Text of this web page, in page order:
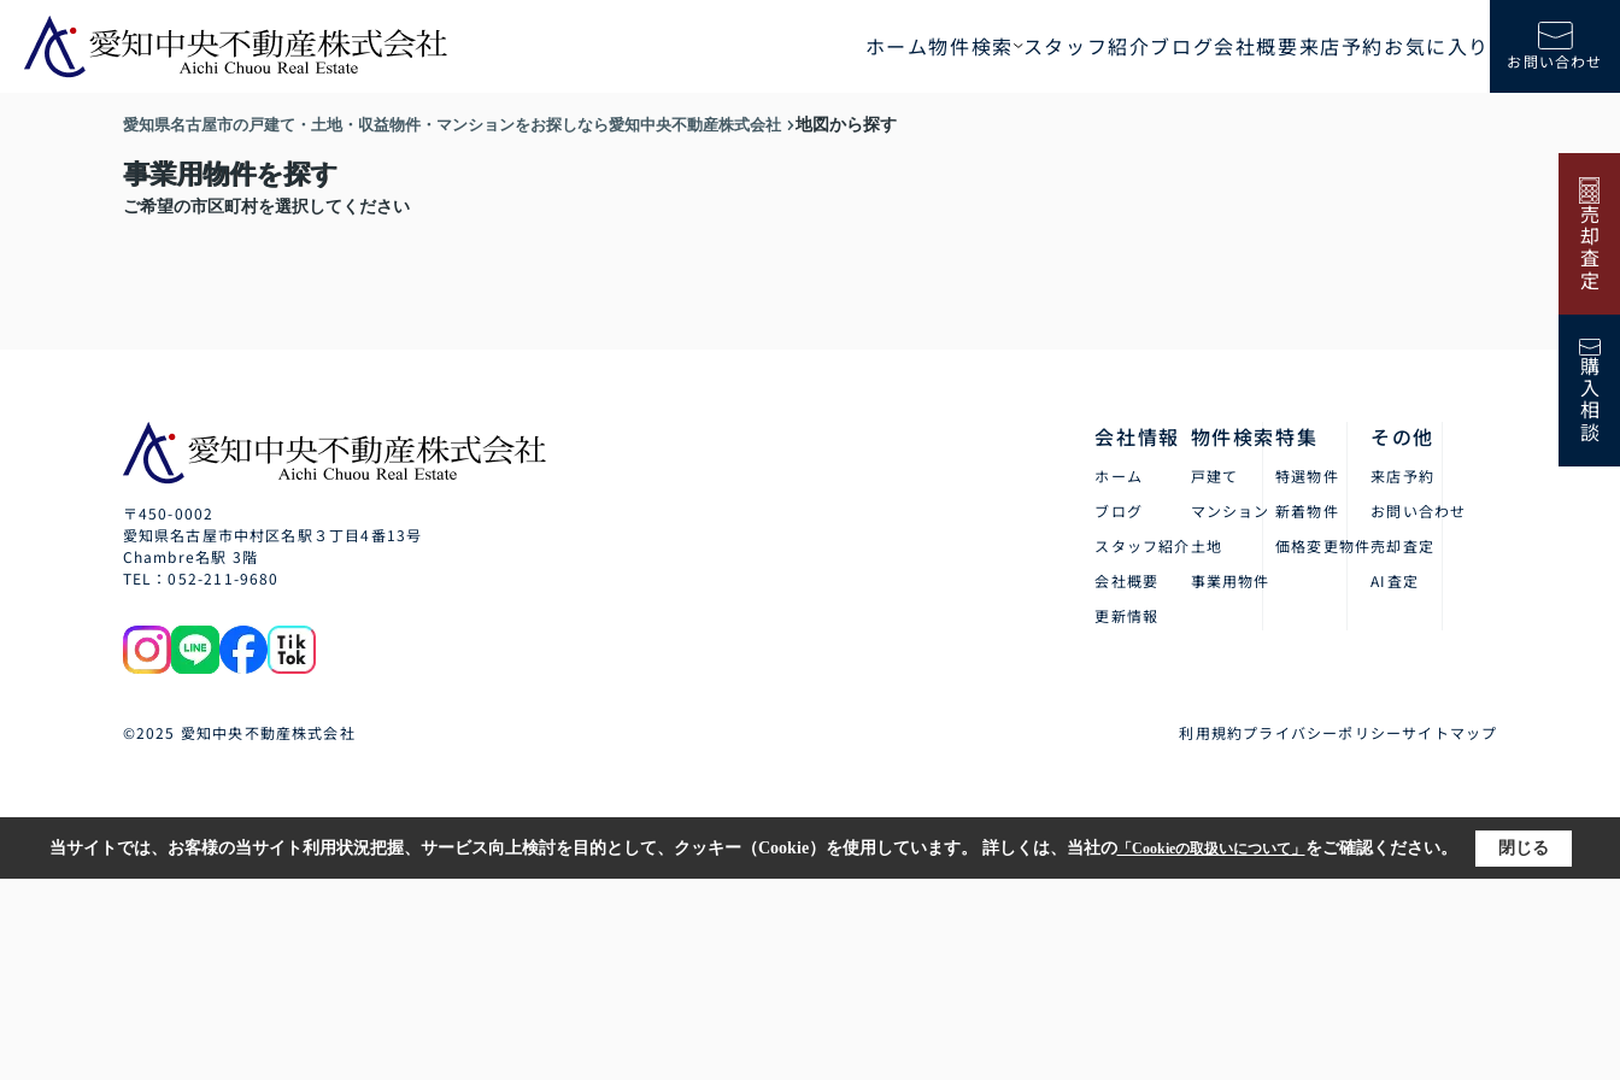
ホーム物件検索 スタッフ紹介ブログ会社概要来店予約お気に入り お問い合わせ
売却査定
購入相談
愛知県名古屋市の戸建て・土地・収益物件・マンションをお探しなら愛知中央不動産株式会社 地図から探す
事業用物件を探す
ご希望の市区町村を選択してください
〒450-0002
愛知県名古屋市中村区名駅３丁目4番13号
Chambre名駅 3階
TEL：052-211-9680
会社情報
ホーム
ブログ
スタッフ紹介
会社概要
更新情報
物件検索
戸建て
マンション
土地
事業用物件
特集
特選物件
新着物件
価格変更物件
その他
来店予約
お問い合わせ
売却査定
AI査定
©2025 愛知中央不動産株式会社 利用規約プライバシーポリシーサイトマップ
当サイトでは、お客様の当サイト利用状況把握、サービス向上検討を目的として、クッキー（Cookie）を使用しています。 詳しくは、当社の「Cookieの取扱いについて」 をご確認ください。 閉じる